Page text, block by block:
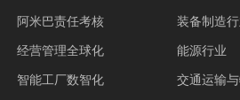
阿米巴责任考核
经营管理全球化
智能工厂数智化
装备制造
能源行业
交通运输